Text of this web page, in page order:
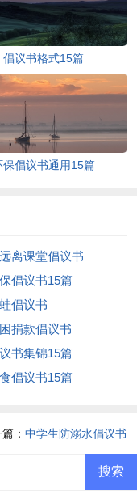
倡议书格式15篇
保倡议书通用15篇
离课堂倡议书
倡议书15篇
倡议书
捐款倡议书
书集锦15篇
倡议书15篇
： 中学生防溺水倡议书